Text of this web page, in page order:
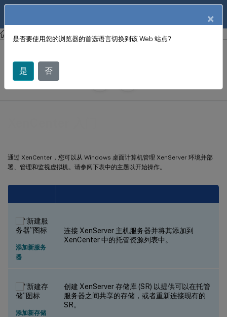
XenCenter XenCenter
通过 XenCenter，您可以从 Windows 桌面计算机管理 XenServer 环境并部
署、管理和监视虚拟机。请参阅下表中的主题以开始操作。
添加新服务
器
连接 XenServer 主机服务器并将其添加到
XenCenter 中的托管资源列表中。
添加新存储
创建 XenServer 存储库 (SR) 以提供可以在托管
服务器之间共享的存储，或者重新连接现有的
SR。
XenCenter 入门
June 18, 2024
X
×
是否要使用您的浏览器的首选语言切换到该 Web 站点?
是 否